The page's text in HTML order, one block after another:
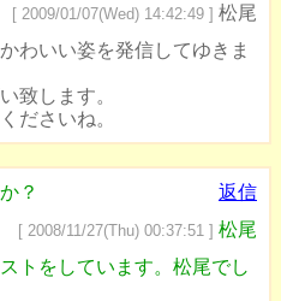
[ 2009/01/07(Wed) 14:42:49 ] 松尾
わいい姿を発信してゆきま
致します。
ださいね。
？ 返信
[ 2008/11/27(Thu) 00:37:51 ] 松尾
トをしています。松尾でし